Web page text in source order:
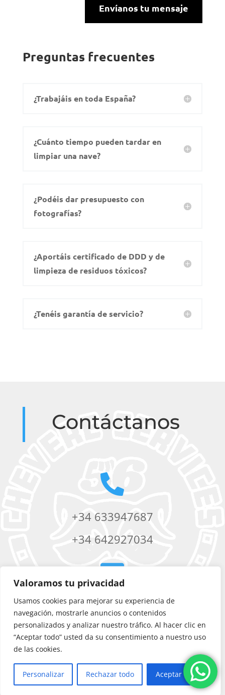
Valoramos tu privacidad
Usamos cookies para mejorar su experiencia de
navegación, mostrarle anuncios o contenidos
personalizados y analizar nuestro tráfico. Al hacer clic en
“Aceptar todo” usted da su consentimiento a nuestro uso
de las cookies.
Personalizar Rechazar todo Aceptar todo
Envíanos tu mensaje
Preguntas frecuentes
¿Trabajáis en toda España?
¿Cuánto tiempo pueden tardar en
limpiar una nave?
¿Podéis dar presupuesto con
fotografías?
¿Aportáis certificado de DDD y de
limpieza de residuos tóxicos?
¿Tenéis garantía de servicio?
Contáctanos

+34 633947687
+34 642927034

chevere56services@yahoo.com
©Chevere 56 Services|Diseño web por Artic Agency